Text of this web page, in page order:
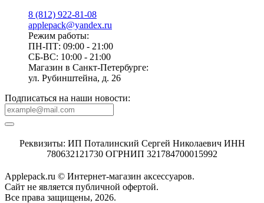
8 (812) 922-81-08
applepack@yandex.ru
Режим работы:
ПН-ПТ: 09:00 - 21:00
СБ-ВС: 10:00 - 21:00
Магазин в Санкт-Петербурге:
ул. Рубинштейна, д. 26
Подписаться на наши новости:
Реквизиты: ИП Поталинский Сергей Николаевич ИНН
780632121730 ОГРНИП 321784700015992
Applepack.ru © Интернет-магазин аксессуаров.
Cайт не является публичной офертой.
Все права защищены, 2026.